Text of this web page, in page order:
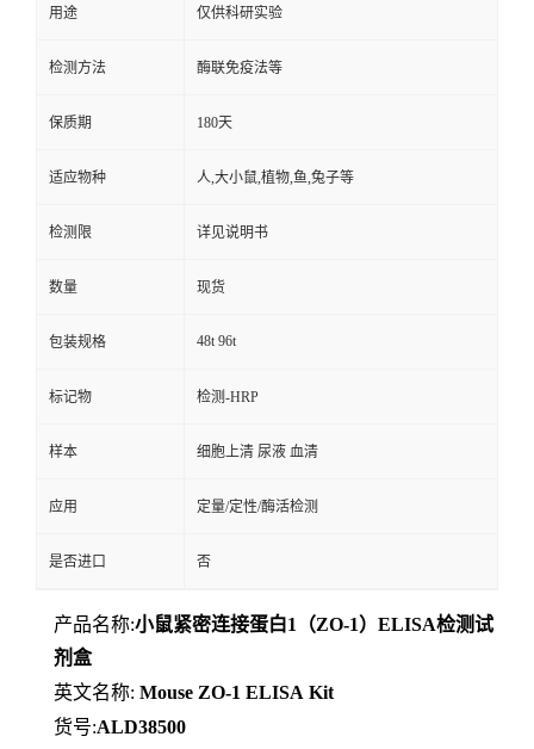
用途 仅供科研实验
检测方法 酶联免疫法等
保质期 180天
适应物种 人,大小鼠,植物,鱼,兔子等
检测限 详见说明书
数量 现货
包装规格 48t 96t
标记物 检测-HRP
样本 细胞上清 尿液 血清
应用 定量/定性/酶活检测
是否进口 否
产品名称:小鼠紧密连接蛋白1（ZO-1）ELISA检测试
剂盒
英文名称: Mouse ZO-1 ELISA Kit
货号:ALD38500